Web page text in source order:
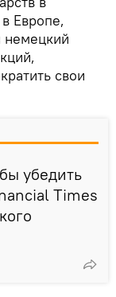
Европе,
немецкий
свои
убедить
Times